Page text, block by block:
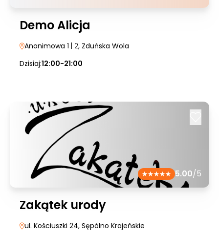
Demo Alicja
Anonimowa 1 | 2, Zduńska Wola
Dzisiaj:12:00-21:00
5.00/5
Zakątek urody
ul. Kościuszki 24, Sępólno Krajeńskie